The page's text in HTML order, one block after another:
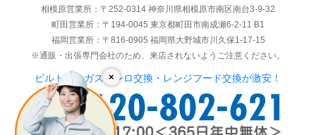
×
相模原営業所：〒252-0314 神奈川県相模原市南区南台3-9-32
町田営業所：〒194-0045 東京都町田市南成瀬6-2-11 B1
福岡営業所：〒816-0905 福岡県大野城市川久保1-17-15
※通販・出張専門会社のため、来店されないようご注意ください。
ビルトインガスコンロ交換・レンジフード交換が激安！